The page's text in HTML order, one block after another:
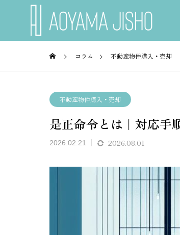
NEWS
お知らせ
年収300万でも住宅ローンが通
コラム 不動産物件購入・売却
不動産物件購入・売却
是正命令とは｜対応手
2026.02.21 2026.08.01